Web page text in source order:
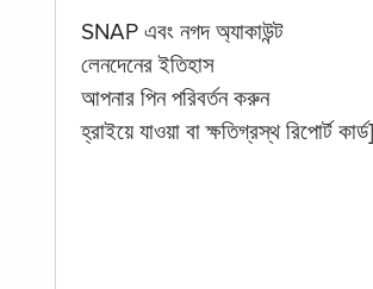
SNAP এবং নগদ অ্যাকাউন্ট
লেনদেনের ইতিহাস
আপনার পিন পরিবর্তন করুন
হ্রাইয়ে যাওয়া বা ক্ষতিগ্রস্থ রিপোর্ট কার্ড]